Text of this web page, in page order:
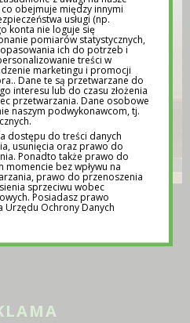
WYCHOWAWCZE –
NAUCZYCIELI
obejmuje między innymi
usługi (np.
konta nie loguje się
pomiarów statystycznych,
ich do potrzeb i
treści w
marketingu i promocji
Dane te są przetwarzane do
interesu lub do czasu złożenia
przetwarzania. Dane osobowe
naszym podwykonawcom, tj.
dostępu do treści danych
usunięcia oraz prawo do
Ponadto także prawo do
bez wpływu na
prawo do przenoszenia
sprzeciwu wobec
Posiadasz prawo
Urzędu Ochrony Danych